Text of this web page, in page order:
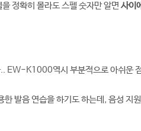
정확히 몰라도 스펠 숫자만 알면 사이
EW-K1000역시 부분적으로 아쉬운
발음 연습을 하기도 하는데, 음성 지